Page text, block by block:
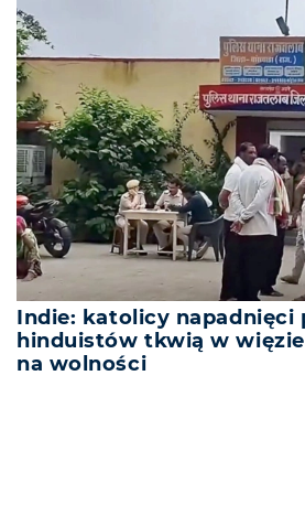
Indie: katolicy napadnięci
hinduistów tkwią w
na wolności